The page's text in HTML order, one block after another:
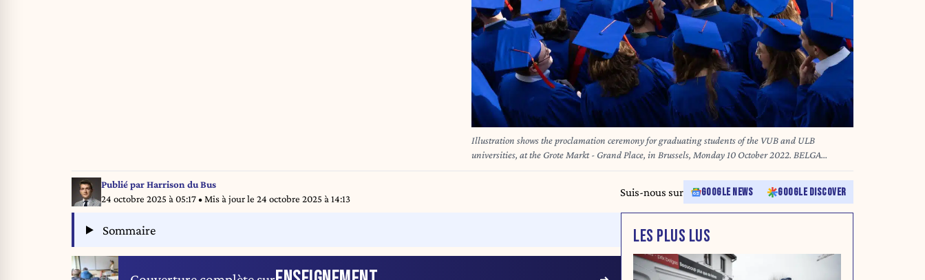
Illustration shows the proclamation ceremony for graduating students of the VUB and ULB
universities, at the Grote Markt - Grand Place, in Brussels, Monday 10 October 2022. BELGA
PHOTO BENOIT DOPPAGNE
Publié parHarrison du Bus
24 octobre 2025 à 05:17• Mis à jour le 24 octobre 2025 à 14:13
Suis-nous sur GOOGLE NEWS GOOGLE DISCOVER
Sommaire LES PLUS LUS